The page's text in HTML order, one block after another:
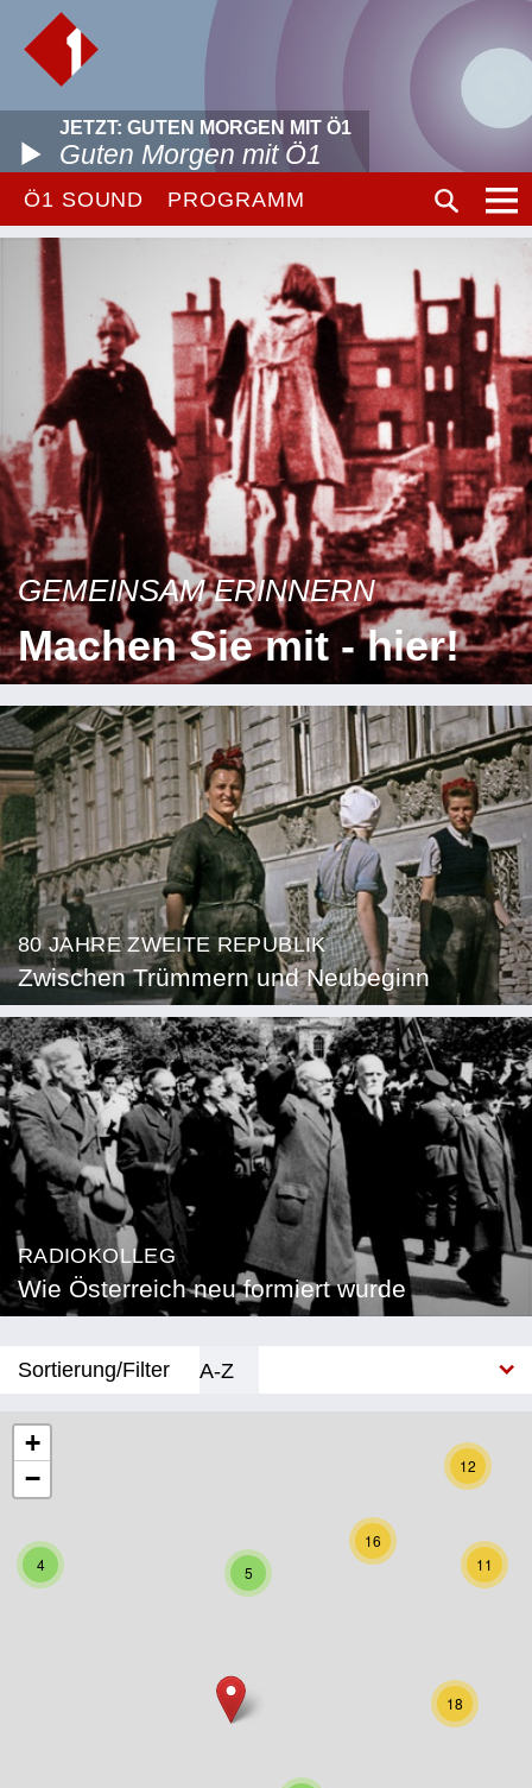
JETZT: GUTEN MORGEN MIT Ö1
Guten Morgen mit Ö1
Ö1 SOUND PROGRAMM
GEMEINSAM ERINNERN
Machen Sie mit - hier!
80 JAHRE ZWEITE REPUBLIK
Zwischen Trümmern und Neubeginn
RADIOKOLLEG
Wie Österreich neu formiert wurde
Sortierung/Filter
A-Z
Kärnten
Oberösterreich
Salzburg
5
12
16
11
18
4
+
−